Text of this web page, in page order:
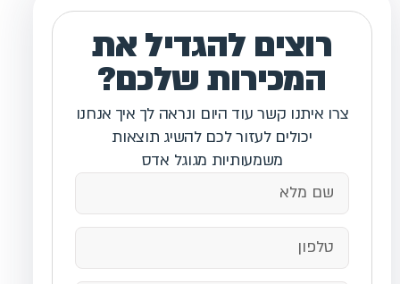
רוצים להגדיל את
המכירות שלכם?
צרו איתנו קשר עוד היום ונראה לך איך אנחנו
יכולים לעזור לכם להשיג תוצאות
משמעותיות מגוגל אדס